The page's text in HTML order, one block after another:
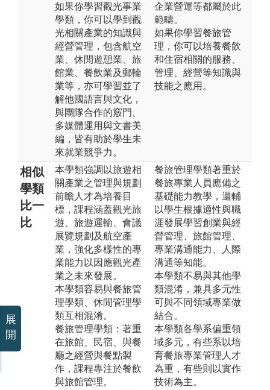
如果你學習觀光事業
學類，你可以學到觀
光相關產業的知識與
經營管理，包含航空
業、休閒遊憩業、旅
館業、餐飲業及郵輪
業等，亦可學習並了
解他國語言與文化，
與團隊合作的竅門、
多媒體運用與文書美
編，皆有助於學生未
來就業競爭力。
企業營運等都屬於此
範疇。
如果你學習餐旅管
理，你可以培養餐飲
和住宿相關的服務、
管理、經營等知識與
技能之應用。
相似
學類
比一
比
本學類強調以旅遊相
關產業之管理與規劃
前瞻人才為培養目
標，課程涵蓋觀光旅
遊、旅遊運輸、會議
展覽規劃及航空產
業，強化多樣性的專
業能力以因應觀光產
業之未來發展。
本學類容易與餐旅管
理學類、休閒管理學
類互相混淆。
餐旅管理學類：著重
在旅館、民宿、與餐
廳之經營與餐點製
作，課程專注於餐飲
與旅館管理。
餐旅管理學類著重於
餐旅專業人員應備之
基礎能力教學，還輔
以學生根據適性與職
涯發展學習創業與經
營管理、旅館管理、
專業溝通能力、人際
溝通等知能。
本學類不易與其他學
類混淆，兼具多元性
可與不同領域專業做
結合。
本學類各學系偏重領
域多元，有些系以培
育餐旅專業管理人才
為重，有些則以實作
技術為主。
展
開